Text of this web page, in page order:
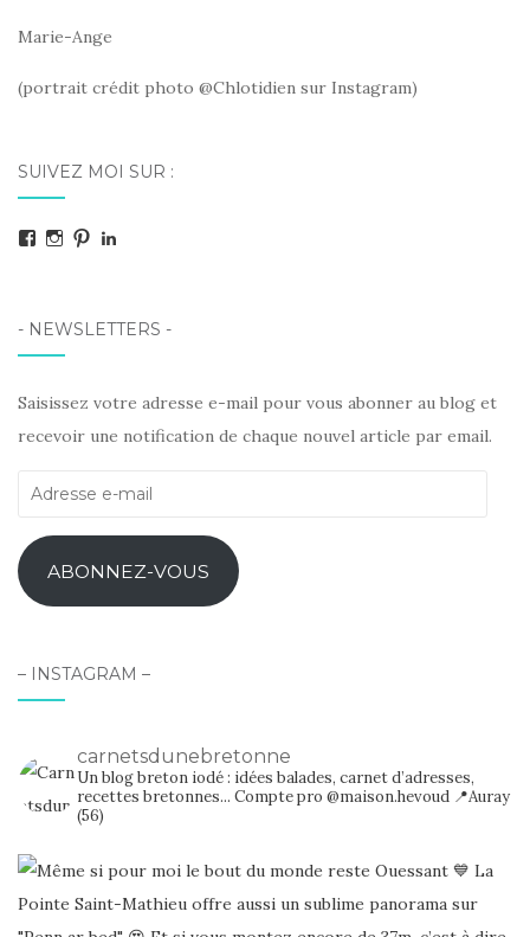
Marie-Ange
(portrait crédit photo @Chlotidien sur Instagram)
SUIVEZ MOI SUR :
Facebook
Instagram
Pinterest
- NEWSLETTERS -
Saisissez votre adresse e-mail pour vous abonner au blog et
recevoir une notification de chaque nouvel article par email.
Adresse
mail
ABONNEZ-VOUS
– INSTAGRAM –
carnetsdunebretonne
Un blog breton iodé : idées balades, carnet d’adresses,
recettes bretonnes... Compte pro @maison.hevoud 📍Auray
(56)